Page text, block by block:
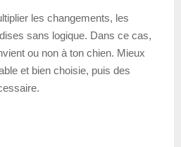
les changements, les
sans logique. Dans ce cas,
ou non à ton chien. Mieux
et bien choisie, puis des